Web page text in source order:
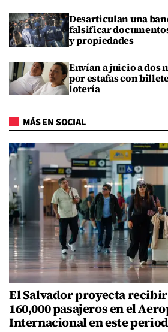
Desarticulan una
falsificar
y propiedades
Envían a juicio a dos
por estafas con
lotería
MÁS EN SOCIAL
El Salvador proyecta
160,000 pasajeros en el
Internacional en este